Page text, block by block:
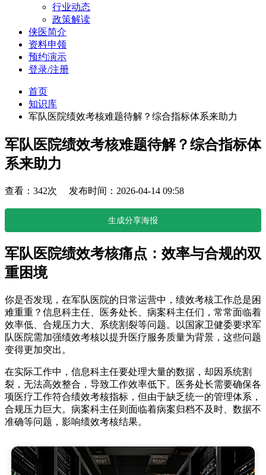
行业动态
政策解读
侠医简介
资料申领
预约演示
登录/注册
首页
知识库
军队医院绩效考核难题待解？综合指标体系来助力
军队医院绩效考核难题待解？综合指标体
系来助力
查看：342次 发布时间：2026-04-14 09:58
生成分享海报
军队医院绩效考核痛点：效率与合规的双
重困境
你是否发现，在军队医院的日常运营中，绩效考核工作总是困
难重重？信息科主任、医务处长、病案科主任们，常常面临着
效率低、合规压力大、系统割裂等问题。以国家卫健委要求军
队医院需加强绩效考核以提升医疗服务质量为背景，这些问题
变得更加突出。
在实际工作中，信息科主任要处理大量的数据，却因系统割
裂，无法高效整合，导致工作效率低下。医务处长需要确保各
项医疗工作符合绩效考核指标，但由于缺乏统一的管理体系，
合规压力巨大。病案科主任则面临着病案归档不及时、数据不
准确等问题，影响绩效考核结果。